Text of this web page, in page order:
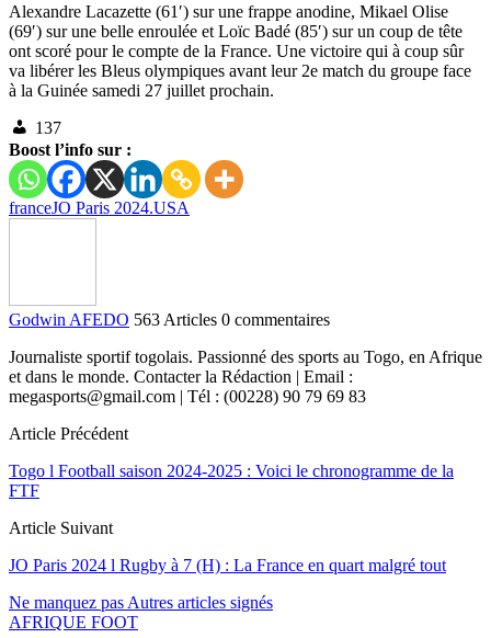
Alexandre Lacazette (61′) sur une frappe anodine, Mikael Olise
(69′) sur une belle enroulée et Loïc Badé (85′) sur un coup de tête
ont scoré pour le compte de la France. Une victoire qui à coup sûr
va libérer les Bleus olympiques avant leur 2e match du groupe face
à la Guinée samedi 27 juillet prochain.
137
Boost l’info sur :
franceJO Paris 2024.USA
Godwin AFEDO 563 Articles 0 commentaires
Journaliste sportif togolais. Passionné des sports au Togo, en Afrique
et dans le monde. Contacter la Rédaction | Email :
megasports@gmail.com | Tél : (00228) 90 79 69 83
Article Précédent
Togo l Football saison 2024-2025 : Voici le chronogramme de la
FTF
Article Suivant
JO Paris 2024 l Rugby à 7 (H) : La France en quart malgré tout
Ne manquez pas Autres articles signés
AFRIQUE FOOT